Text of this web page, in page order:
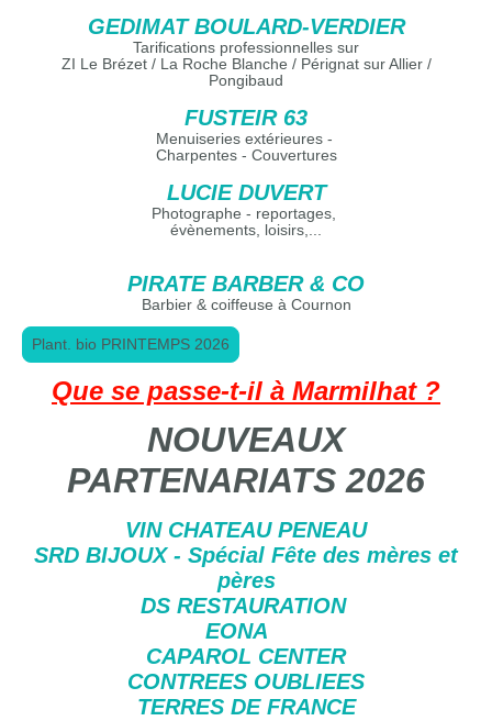
GEDIMAT BOULARD-VERDIER
Tarifications professionnelles sur
ZI Le Brézet / La Roche Blanche / Pérignat sur Allier /
Pongibaud
FUSTEIR 63
Menuiseries extérieures -
Charpentes - Couvertures
LUCIE DUVERT
Photographe - reportages,
évènements, loisirs,...
PIRATE BARBER & CO
Barbier & coiffeuse à Cournon
Plant. bio PRINTEMPS 2026
Que se passe-t-il à Marmilhat ?
NOUVEAUX
PARTENARIATS 2026
VIN CHATEAU PENEAU
SRD BIJOUX - Spécial Fête des mères et
pères
DS RESTAURATION
EONA
CAPAROL CENTER
CONTREES OUBLIEES
TERRES DE FRANCE